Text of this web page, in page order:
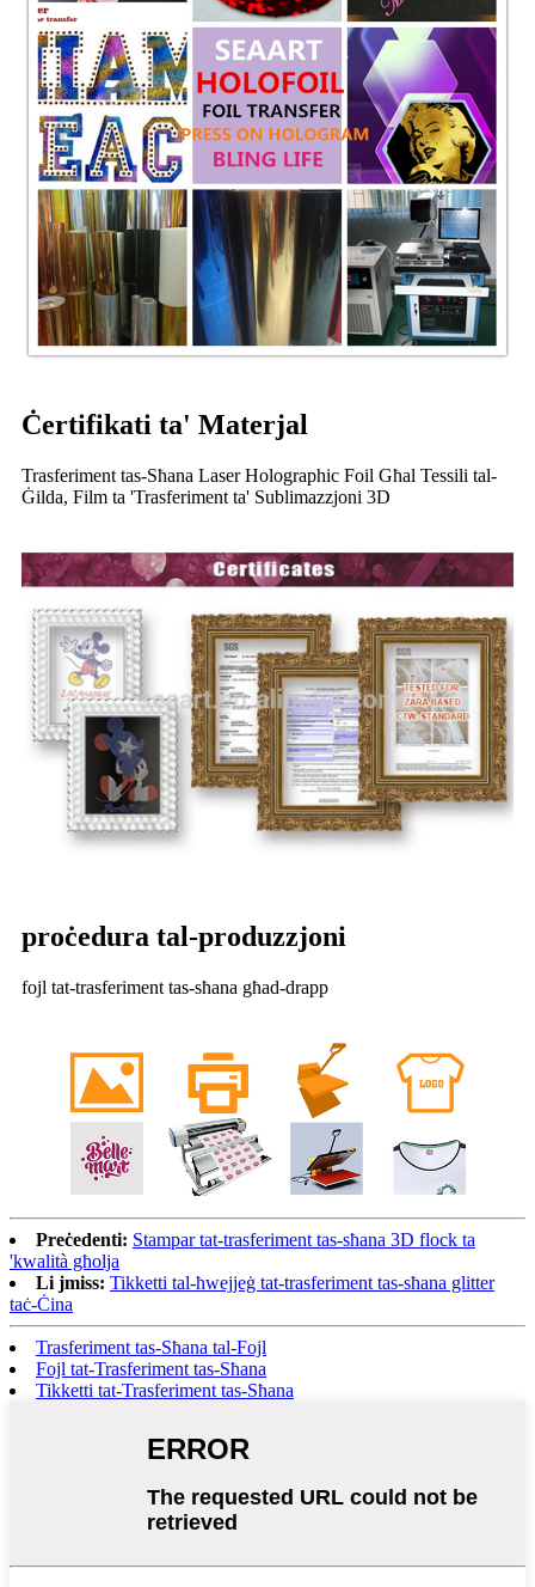
Ċertifikati ta' Materjal
Trasferiment tas-Sħana Laser Holographic Foil Għal Tessili tal-
Ġilda, Film ta 'Trasferiment ta' Sublimazzjoni 3D
proċedura tal-produzzjoni
fojl tat-trasferiment tas-sħana għad-drapp
Preċedenti: Stampar tat-trasferiment tas-sħana 3D flock ta
'kwalità għolja
Li jmiss: Tikketti tal-ħwejjeġ tat-trasferiment tas-sħana glitter
taċ-Ċina
Trasferiment tas-Sħana tal-Fojl
Fojl tat-Trasferiment tas-Sħana
Tikketti tat-Trasferiment tas-Sħana